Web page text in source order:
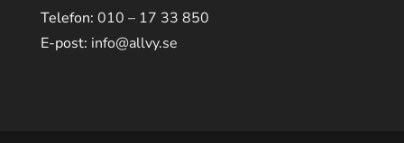
Telefon: 010 – 17 33 850
E-post: info@allvy.se